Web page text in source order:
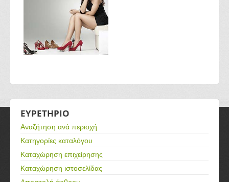
ΕΥΡΕΤΗΡΙΟ
Αναζήτηση ανά περιοχή
Κατηγορίες καταλόγου
Καταχώρηση επιχείρησης
Καταχώρηση ιστοσελίδας